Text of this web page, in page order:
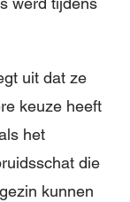
uit dat ze
keuze heeft
het
die
kunnen